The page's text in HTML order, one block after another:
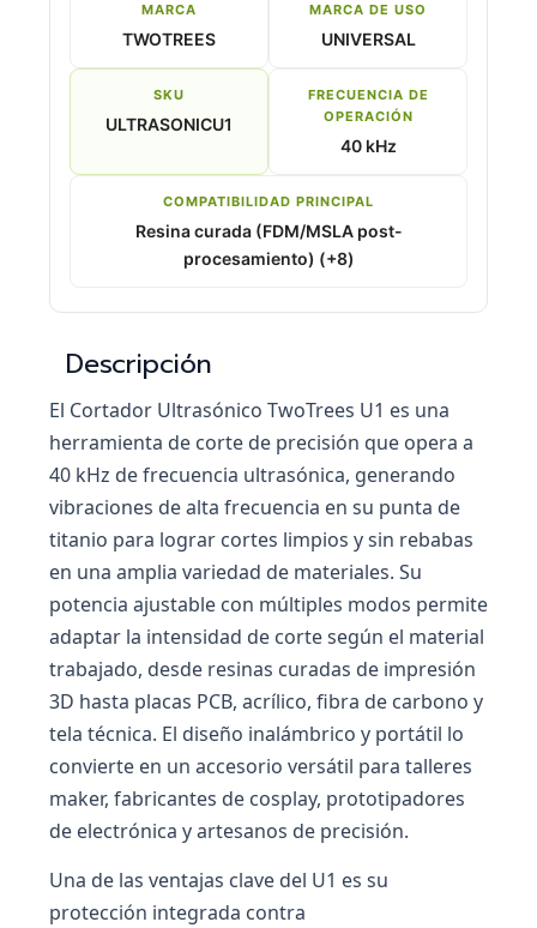
MARCA
TWOTREES
MARCA DE USO
UNIVERSAL
SKU
ULTRASONICU1
FRECUENCIA DE
OPERACIÓN
40 kHz
COMPATIBILIDAD PRINCIPAL
Resina curada (FDM/MSLA post-
procesamiento) (+8)
Descripción
El Cortador Ultrasónico TwoTrees U1 es una
herramienta de corte de precisión que opera a
40 kHz de frecuencia ultrasónica, generando
vibraciones de alta frecuencia en su punta de
titanio para lograr cortes limpios y sin rebabas
en una amplia variedad de materiales. Su
potencia ajustable con múltiples modos permite
adaptar la intensidad de corte según el material
trabajado, desde resinas curadas de impresión
3D hasta placas PCB, acrílico, fibra de carbono y
tela técnica. El diseño inalámbrico y portátil lo
convierte en un accesorio versátil para talleres
maker, fabricantes de cosplay, prototipadores
de electrónica y artesanos de precisión.
Una de las ventajas clave del U1 es su
protección integrada contra